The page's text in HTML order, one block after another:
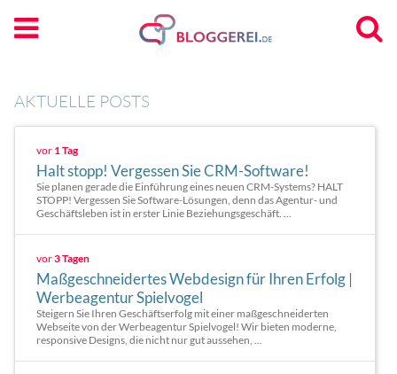
AKTUELLE POSTS
vor 1 Tag
Halt stopp! Vergessen Sie CRM-Software!
Sie planen gerade die Einführung eines neuen CRM-Systems? HALT
STOPP! Vergessen Sie Software-Lösungen, denn das Agentur- und
Geschäftsleben ist in erster Linie Beziehungsgeschäft. ...
vor3 Tagen
Maßgeschneidertes Webdesign für Ihren Erfolg |
Werbeagentur Spielvogel
Steigern Sie Ihren Geschäftserfolg mit einer maßgeschneiderten
Webseite von der Werbeagentur Spielvogel! Wir bieten moderne,
responsive Designs, die nicht nur gut aussehen, ...